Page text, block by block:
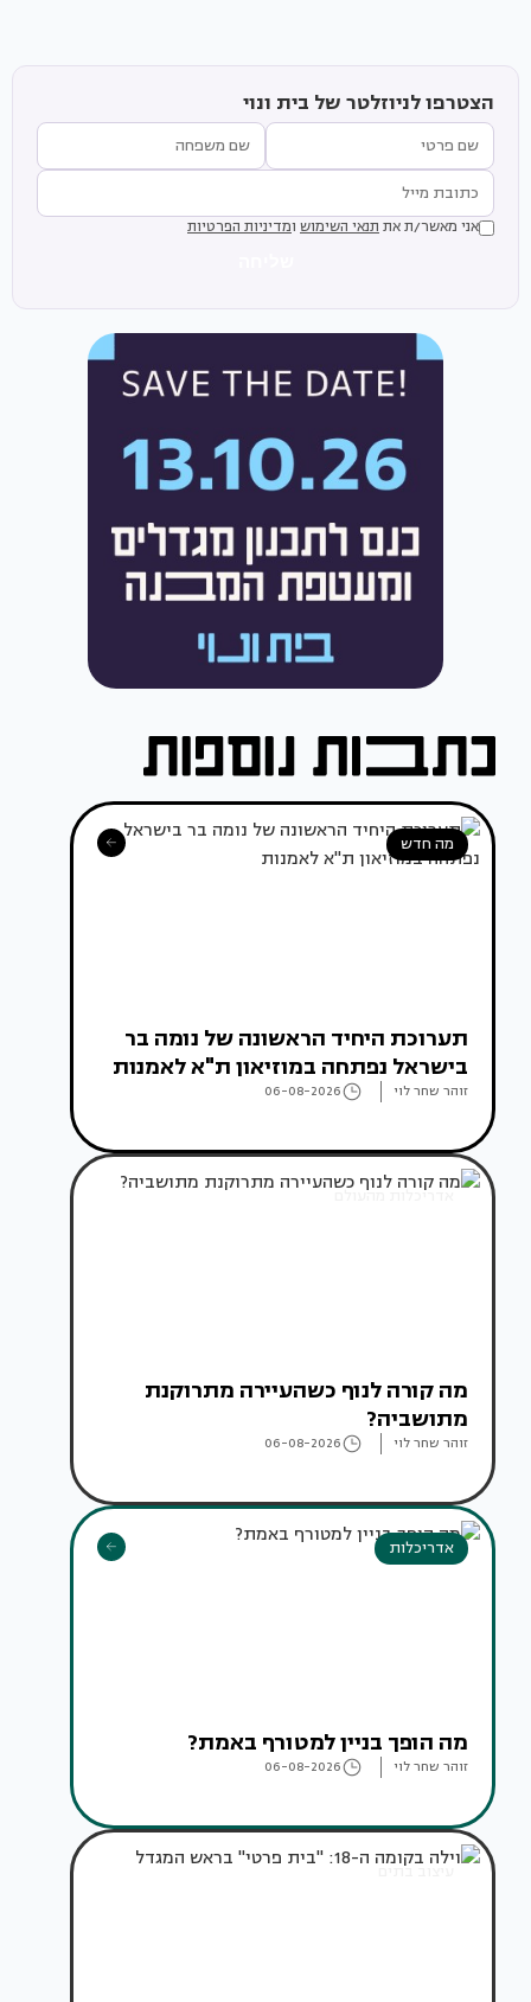
הצטרפו לניוזלטר של בית ונוי
אני מאשר/ת את תנאי השימוש ומדיניות הפרטיות
מה חדש
תערוכת היחיד הראשונה של נומה בר
בישראל נפתחה במוזיאון ת"א לאמנות
זוהר שחר לוי 06-08-2026
אדריכלות מהעולם
מה קורה לנוף כשהעיירה מתרוקנת
מתושביה?
זוהר שחר לוי 06-08-2026
אדריכלות
מה הופך בניין למטורף באמת?
זוהר שחר לוי 06-08-2026
עיצוב בתים